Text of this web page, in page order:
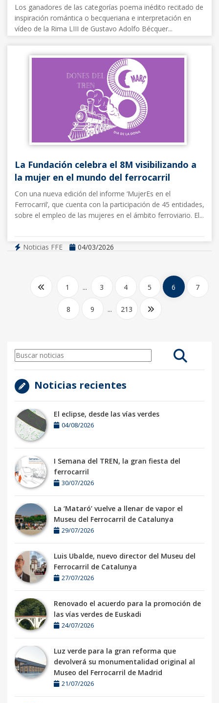
Los ganadores de las categorías poema inédito recitado de
inspiración romántica o becqueriana e interpretación en
vídeo de la Rima LIII de Gustavo Adolfo Bécquer...
Noticias FFE 05/03/2026
La Fundación celebra el 8M visibilizando a
la mujer en el mundo del ferrocarril
Con una nueva edición del informe ‘MujerEs en el
Ferrocarril’, que cuenta con la participación de 45 entidades,
sobre el empleo de las mujeres en el ámbito ferroviario. El...
Noticias FFE 04/03/2026
1 ... 3 4 5 6 7
8 9 ... 213
Noticias recientes
El eclipse, desde las vías verdes
04/08/2026
I Semana del TREN, la gran fiesta del
ferrocarril
30/07/2026
La ‘Mataró’ vuelve a llenar de vapor el
Museu del Ferrocarril de Catalunya
29/07/2026
Luis Ubalde, nuevo director del Museu del
Ferrocarril de Catalunya
27/07/2026
Renovado el acuerdo para la promoción de
las vías verdes de Euskadi
24/07/2026
Luz verde para la gran reforma que
devolverá su monumentalidad original al
Museo del Ferrocarril de Madrid
21/07/2026